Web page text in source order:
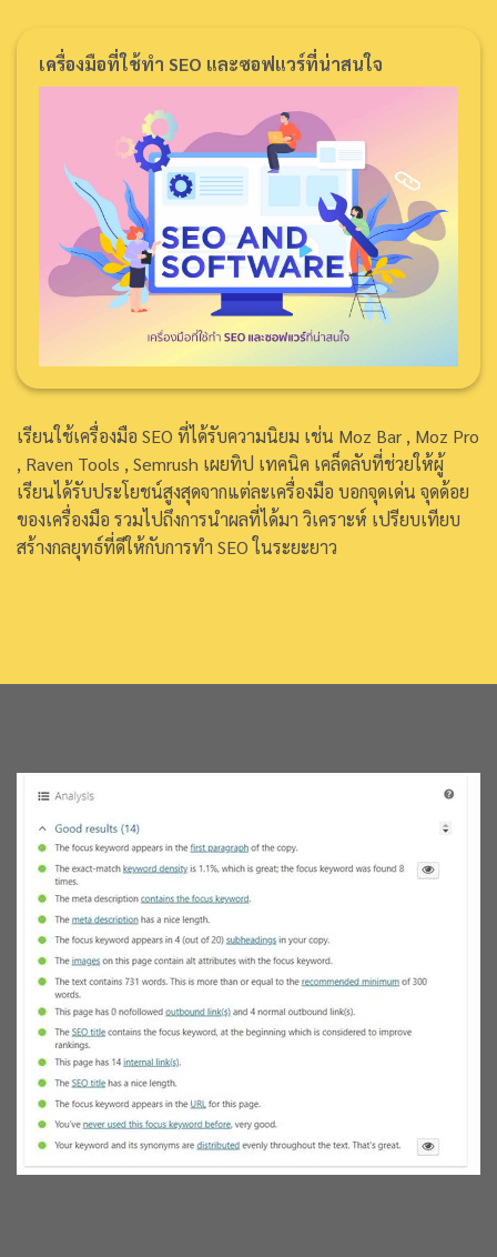
เครื่องมือที่ใช้ทำ SEO และซอฟแวร์ที่น่าสนใจ
เรียนใช้เครื่องมือ SEO ที่ได้รับความนิยม เช่น Moz Bar , Moz Pro
, Raven Tools , Semrush เผยทิป เทคนิค เคล็ดลับที่ช่วยให้ผู้
เรียนได้รับประโยชน์สูงสุดจากแต่ละเครื่องมือ บอกจุดเด่น จุดด้อย
ของเครื่องมือ รวมไปถึงการนำผลที่ได้มา วิเคราะห์ เปรียบเทียบ
สร้างกลยุทธ์ที่ดีให้กับการทำ SEO ในระยะยาว